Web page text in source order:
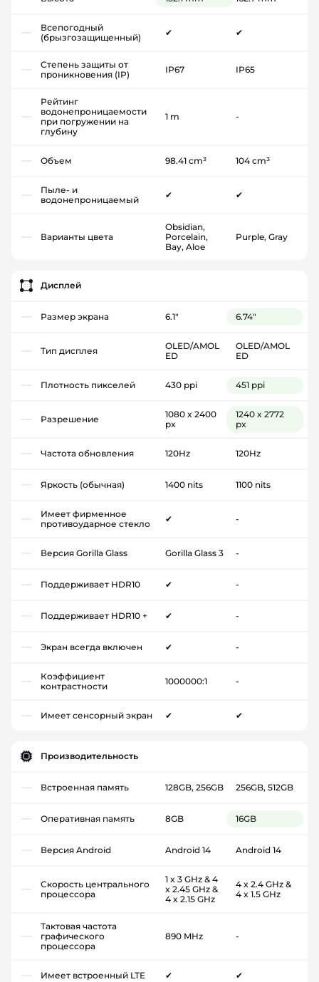
Всепогодный
(брызгозащищенный)
✔ ✔
Степень защиты от
проникновения (IP)
IP67 IP65
Рейтинг
водонепроницаемости
при погружении на
глубину
1 m -
Объем 98.41 cm³ 104 cm³
Пыле- и
водонепроницаемый
✔ ✔
Варианты цвета
Obsidian,
Porcelain,
Bay, Aloe
Purple, Gray
Дисплей
Размер экрана 6.1" 6.74"
Тип дисплея
OLED/AMOL
ED
OLED/AMOL
ED
Плотность пикселей 430 ppi 451 ppi
Разрешение
1080 x 2400
px
1240 x 2772
px
Частота обновления 120Hz 120Hz
Яркость (обычная) 1400 nits 1100 nits
Имеет фирменное
противоударное стекло
✔ -
Версия Gorilla Glass Gorilla Glass 3 -
Поддерживает HDR10 ✔ -
Поддерживает HDR10 + ✔ -
Экран всегда включен ✔ -
Коэффициент
контрастности
1000000:1 -
Имеет сенсорный экран ✔ ✔
Производительность
Встроенная память 128GB, 256GB 256GB, 512GB
Оперативная память 8GB 16GB
Версия Android Android 14 Android 14
Скорость центрального
процессора
1 x 3 GHz & 4
x 2.45 GHz &
4 x 2.15 GHz
4 x 2.4 GHz &
4 x 1.5 GHz
Тактовая частота
графического
процессора
890 MHz -
Имеет встроенный LTE ✔ ✔